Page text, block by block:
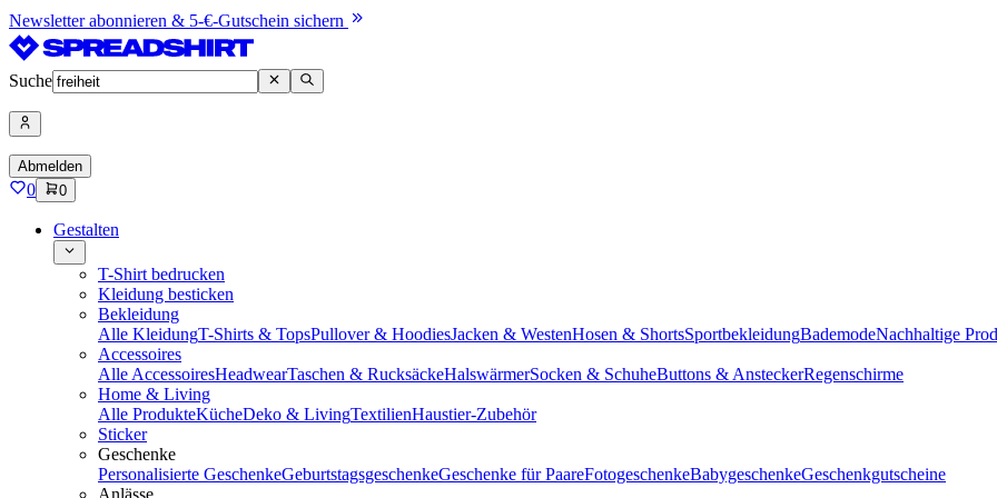
Newsletter abonnieren & 5-€-Gutschein sichern
Suche
Abmelden
0 0
Gestalten
T-Shirt bedrucken
Kleidung besticken
Bekleidung
Alle KleidungT-Shirts & TopsPullover & HoodiesJacken & WestenHosen & ShortsSportbekleidungBademodeNachhaltige
Accessoires
Alle AccessoiresHeadwearTaschen & RucksäckeHalswärmerSocken & SchuheButtons & AnsteckerRegenschirme
Home & Living
Alle ProdukteKücheDeko & LivingTextilienHaustier-Zubehör
Sticker
Geschenke
Personalisierte GeschenkeGeburtstagsgeschenkeGeschenke für PaareFotogeschenkeBabygeschenkeGeschenkgutscheine